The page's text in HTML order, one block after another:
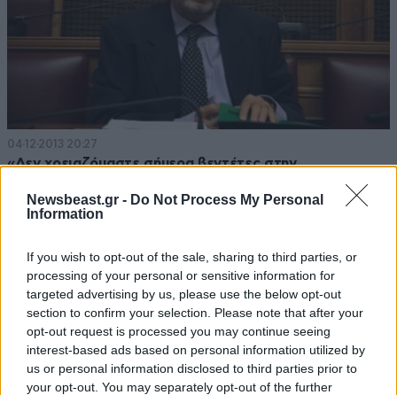
Newsbeast.gr - Do Not Process My Personal
Information
If you wish to opt-out of the sale, sharing to third parties, or
processing of your personal or sensitive information for
targeted advertising by us, please use the below opt-out
section to confirm your selection. Please note that after your
opt-out request is processed you may continue seeing
interest-based ads based on personal information utilized by
us or personal information disclosed to third parties prior to
your opt-out. You may separately opt-out of the further
04·12·2013 20:27
«Δεν χρειαζόμαστε σήμερα βεντέτες στην